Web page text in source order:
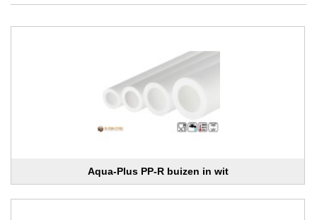
Aqua-Plus PP-R buizen in wit